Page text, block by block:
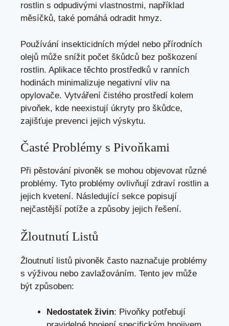
rostlin s odpudivými vlastnostmi, například
měsíčků, také pomáhá odradit hmyz.
Používání insekticidních mýdel nebo přírodních
olejů může snížit počet škůdců bez poškození
rostlin. Aplikace těchto prostředků v ranních
hodinách minimalizuje negativní vliv na
opylovače. Vytváření čistého prostředí kolem
pivoňek, kde neexistují úkryty pro škůdce,
zajišťuje prevenci jejich výskytu.
Časté Problémy s Pivoňkami
Při pěstování pivoněk se mohou objevovat různé
problémy. Tyto problémy ovlivňují zdraví rostlin a
jejich kvetení. Následující sekce popisují
nejčastější potíže a způsoby jejich řešení.
Žloutnutí Listů
Žloutnutí listů pivoněk často naznačuje problémy
s výživou nebo zavlažováním. Tento jev může
být způsoben:
Nedostatek živin: Pivoňky potřebují